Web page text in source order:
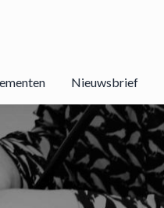
Nieuwsbrief